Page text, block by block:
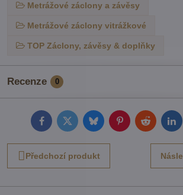
Metrážové záclony a závěsy
Metrážové záclony vitrážkové
TOP Záclony, závěsy & doplňky
Recenze 0
FacebookTwitterBlueskyPinterestReddit
Předchozí produkt